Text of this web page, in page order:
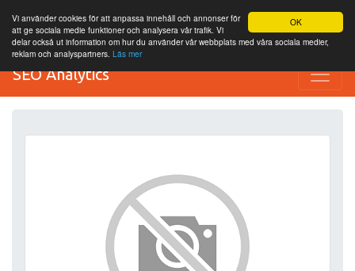
OK
Vi använder cookies för att anpassa innehåll och annonser för
att ge sociala medie funktioner och analysera vår trafik. Vi
delar också ut information om hur du använder vår webbplats med våra sociala medier,
reklam och analyspartners. Läs mer
SEO Analytics